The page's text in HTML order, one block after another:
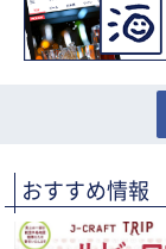
おすすめ情報